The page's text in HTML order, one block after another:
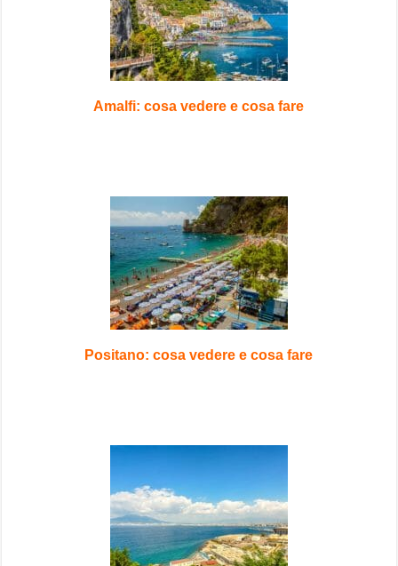
Amalfi: cosa vedere e cosa fare
Positano: cosa vedere e cosa fare